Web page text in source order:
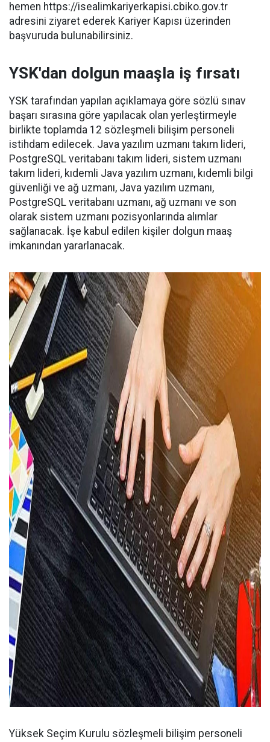
hemen https://isealimkariyerkapisi.cbiko.gov.tr
adresini ziyaret ederek Kariyer Kapısı üzerinden
başvuruda bulunabilirsiniz.
YSK'dan dolgun maaşla iş fırsatı
YSK tarafından yapılan açıklamaya göre sözlü sınav
başarı sırasına göre yapılacak olan yerleştirmeyle
birlikte toplamda 12 sözleşmeli bilişim personeli
istihdam edilecek. Java yazılım uzmanı takım lideri,
PostgreSQL veritabanı takım lideri, sistem uzmanı
takım lideri, kıdemli Java yazılım uzmanı, kıdemli bilgi
güvenliği ve ağ uzmanı, Java yazılım uzmanı,
PostgreSQL veritabanı uzmanı, ağ uzmanı ve son
olarak sistem uzmanı pozisyonlarında alımlar
sağlanacak. İşe kabul edilen kişiler dolgun maaş
imkanından yararlanacak.
Yüksek Seçim Kurulu sözleşmeli bilişim personeli